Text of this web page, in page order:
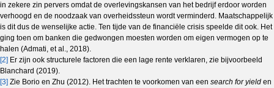
in zekere zin pervers omdat de overlevingskansen van het bedrijf erdoor worden
verhoogd en de noodzaak van overheidssteun wordt verminderd. Maatschappelijk
is dit dus de wenselijke actie. Ten tijde van de financiële crisis speelde dit ook. Het
ging toen om banken die gedwongen moesten worden om eigen vermogen op te
halen (Admati, et al., 2018).
[2] Er zijn ook structurele factoren die een lage rente verklaren, zie bijvoorbeeld
Blanchard (2019).
[3] Zie Borio en Zhu (2012). Het trachten te voorkomen van een search for yield en